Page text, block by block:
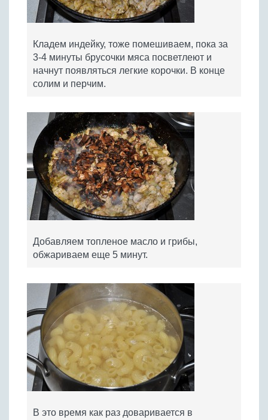
Кладем индейку, тоже помешиваем, пока за
3-4 минуты брусочки мяса посветлеют и
начнут появляться легкие корочки. В конце
солим и перчим.
Добавляем топленое масло и грибы,
обжариваем еще 5 минут.
В это время как раз доваривается в